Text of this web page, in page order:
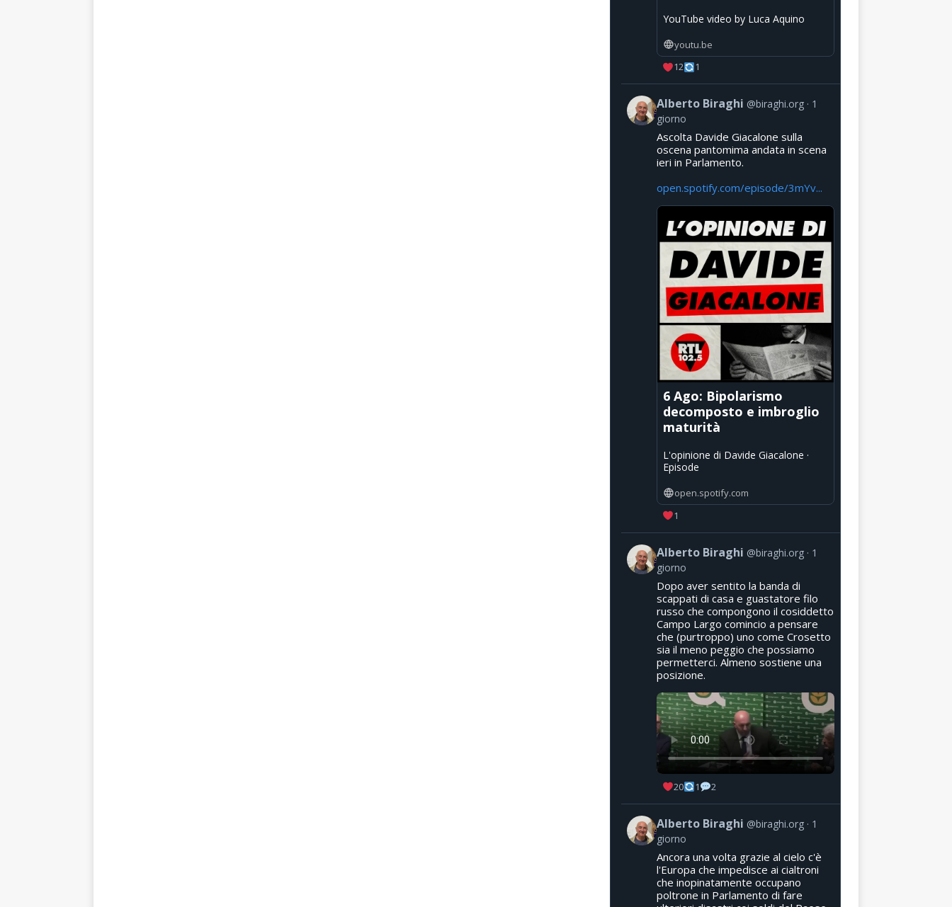
YouTube video by Luca Aquino
youtu.be
12
1
Alberto Biraghi @biraghi.org
1
giorno
Ascolta Davide Giacalone sulla
oscena pantomima andata in scena
ieri in Parlamento.
open.spotify.com/episode/3mYv...
6 Ago: Bipolarismo
decomposto e imbroglio
maturità
L'opinione di Davide Giacalone ·
Episode
open.spotify.com
1
Alberto Biraghi @biraghi.org
1
giorno
Dopo aver sentito la banda di
scappati di casa e guastatore filo
russo che compongono il cosiddetto
Campo Largo comincio a pensare
che (purtroppo) uno come Crosetto
sia il meno peggio che possiamo
permetterci. Almeno sostiene una
posizione.
20 1 2
Alberto Biraghi @biraghi.org
1
giorno
Ancora una volta grazie al cielo c'è
l'Europa che impedisce ai cialtroni
che inopinatamente occupano
poltrone in Parlamento di fare